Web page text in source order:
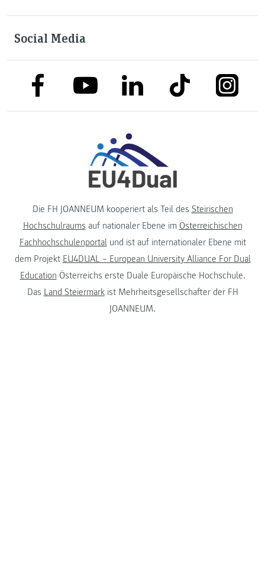
Social Media
link to facebooklink to youtubelink to linkedinlink to tiktok
Die FH JOANNEUM kooperiert als Teil des Steirischen
Hochschulraums auf nationaler Ebene im Österreichischen
Fachhochschulenportalund ist auf internationaler Ebene mit
dem Projekt EU4DUAL – European University Alliance For Dual
Education Österreichs erste Duale Europäische Hochschule.
Das Land Steiermarkist Mehrheitsgesellschafter der FH
JOANNEUM.